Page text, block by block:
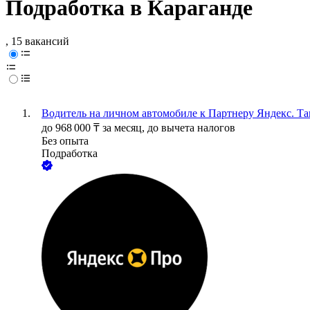
Подработка в Караганде
, 15 вакансий
Водитель на личном автомобиле к Партнеру Яндекс.
до 968 000 ₸ за месяц, до вычета налогов
Без опыта
Подработка